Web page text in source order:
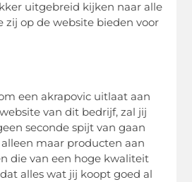
uitgebreid kijken naar alle
zij op de website bieden voor
een akrapovic uitlaat aan
van dit bedrijf, zal jij
seconde spijt van gaan
maar producten aan
die van een hoge kwaliteit
alles wat jij koopt goed al